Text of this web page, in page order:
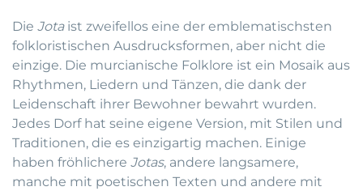
Die Jotaist zweifellos eine der emblematischsten
folkloristischen Ausdrucksformen, aber nicht die
einzige. Die murcianische Folklore ist ein Mosaik aus
Rhythmen, Liedern und Tänzen, die dank der
Leidenschaft ihrer Bewohner bewahrt wurden.
Jedes Dorf hat seine eigene Version, mit Stilen und
Traditionen, die es einzigartig machen. Einige
haben fröhlichere Jotas, andere langsamere,
manche mit poetischen Texten und andere mit